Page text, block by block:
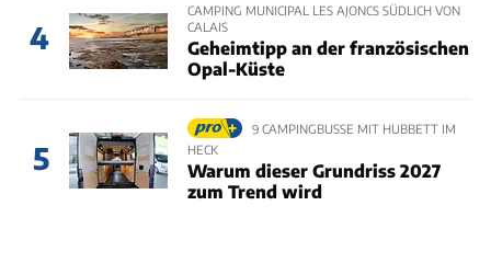
4
CAMPING MUNICIPAL LES AJONCS SÜDLICH VON
CALAIS
Geheimtipp an der französischen
Opal-Küste
5
9 CAMPINGBUSSE MIT HUBBETT IM
HECK
Warum dieser Grundriss 2027
zum Trend wird